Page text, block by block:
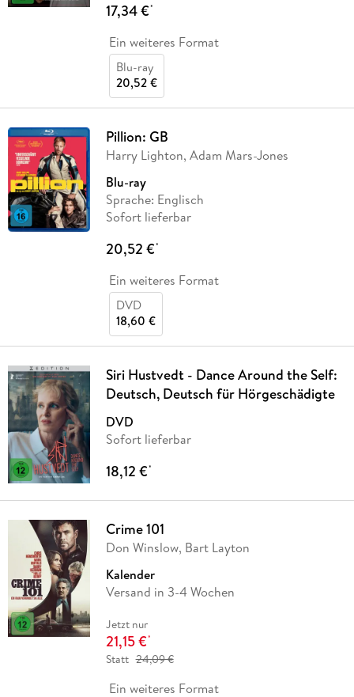
17,34 €*
Ein weiteres Format
Blu-ray
20,52 €
Pillion: GB
Harry Lighton, Adam Mars-Jones
Blu-ray
Sprache: Englisch
Sofort lieferbar
20,52 €*
Ein weiteres Format
DVD
18,60 €
Siri Hustvedt - Dance Around the Self:
Deutsch, Deutsch für Hörgeschädigte
DVD
Sofort lieferbar
18,12 €*
Crime 101
Don Winslow, Bart Layton
Kalender
Versand in 3-4 Wochen
Jetzt nur
21,15 €*
Statt 24,09 €
Ein weiteres Format